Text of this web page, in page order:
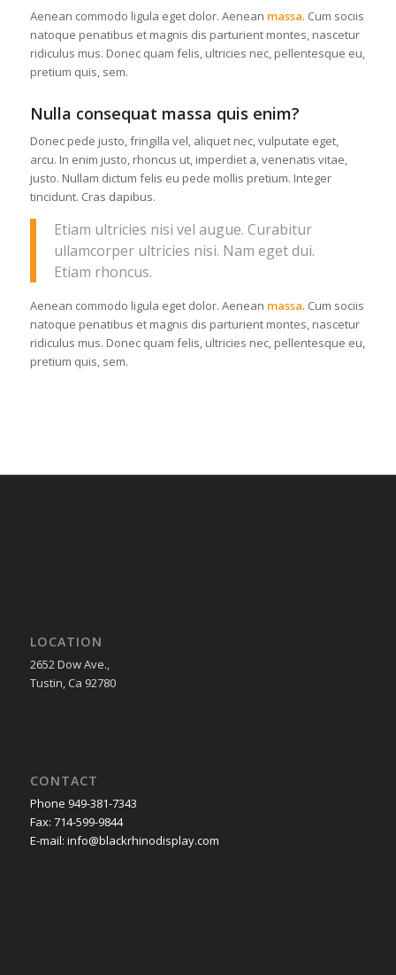
Aenean commodo ligula eget dolor. Aenean massa. Cum sociis
natoque penatibus et magnis dis parturient montes, nascetur
ridiculus mus. Donec quam felis, ultricies nec, pellentesque eu,
pretium quis, sem.
Nulla consequat massa quis enim?
Donec pede justo, fringilla vel, aliquet nec, vulputate eget,
arcu. In enim justo, rhoncus ut, imperdiet a, venenatis vitae,
justo. Nullam dictum felis eu pede mollis pretium. Integer
tincidunt. Cras dapibus.
Etiam ultricies nisi vel augue. Curabitur
ullamcorper ultricies nisi. Nam eget dui.
Etiam rhoncus.
Aenean commodo ligula eget dolor. Aenean massa. Cum sociis
natoque penatibus et magnis dis parturient montes, nascetur
ridiculus mus. Donec quam felis, ultricies nec, pellentesque eu,
pretium quis, sem.
LOCATION
2652 Dow Ave.,
Tustin, Ca 92780
CONTACT
Phone 949-381-7343
Fax: 714-599-9844
E-mail: info@blackrhinodisplay.com